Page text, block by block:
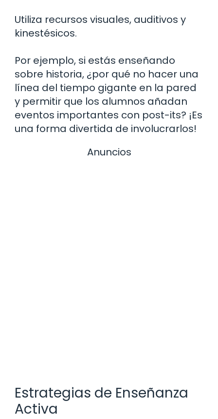
Utiliza recursos visuales, auditivos y
kinestésicos.
Por ejemplo, si estás enseñando
sobre historia, ¿por qué no hacer una
línea del tiempo gigante en la pared
y permitir que los alumnos añadan
eventos importantes con post-its? ¡Es
una forma divertida de involucrarlos!
Anuncios
Estrategias de Enseñanza
Activa